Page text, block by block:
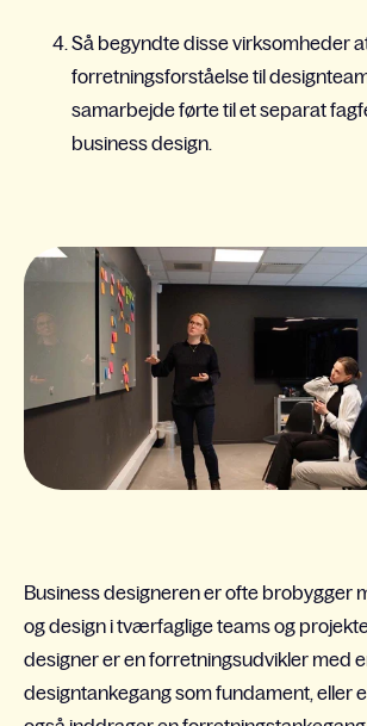
Så begyndte disse virksomheder
forretningsforståelse til
samarbejde førte til et separat
business design.
Business designeren er ofte brobygger
og design i tværfaglige teams og
designer er en forretningsudvikler med
designtankegang som fundament, eller